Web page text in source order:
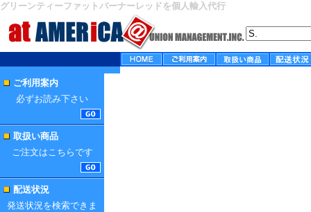
グリーンティーファットバーナーレッドを個人輸入代行
ご利用案内
必ずお読み下さい
取扱い商品
ご注文はこちらです
配送状況
発送状況を検索できま